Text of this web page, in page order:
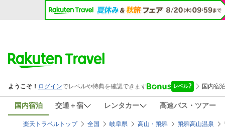
国内宿泊 交通＋宿 レンタカー 高速バス・ツアー
楽天トラベルトップ 全国 岐阜県 高山・飛騨 飛騨高山温泉